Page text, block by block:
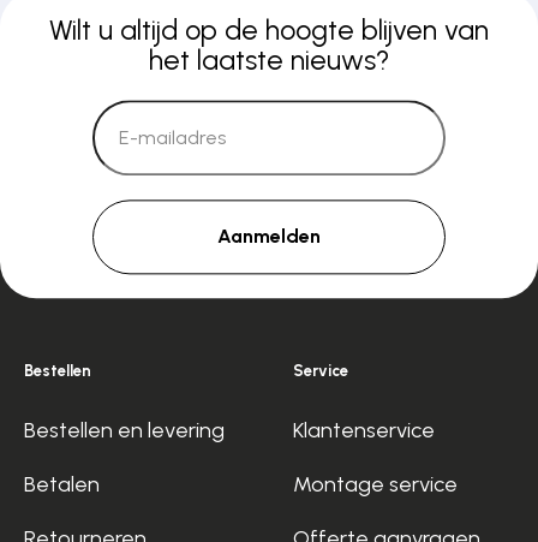
Wilt u altijd op de hoogte blijven van
het laatste nieuws?
Aanmelden
Bestellen
Bestellen en levering
Betalen
Service
Klantenservice
Montage service